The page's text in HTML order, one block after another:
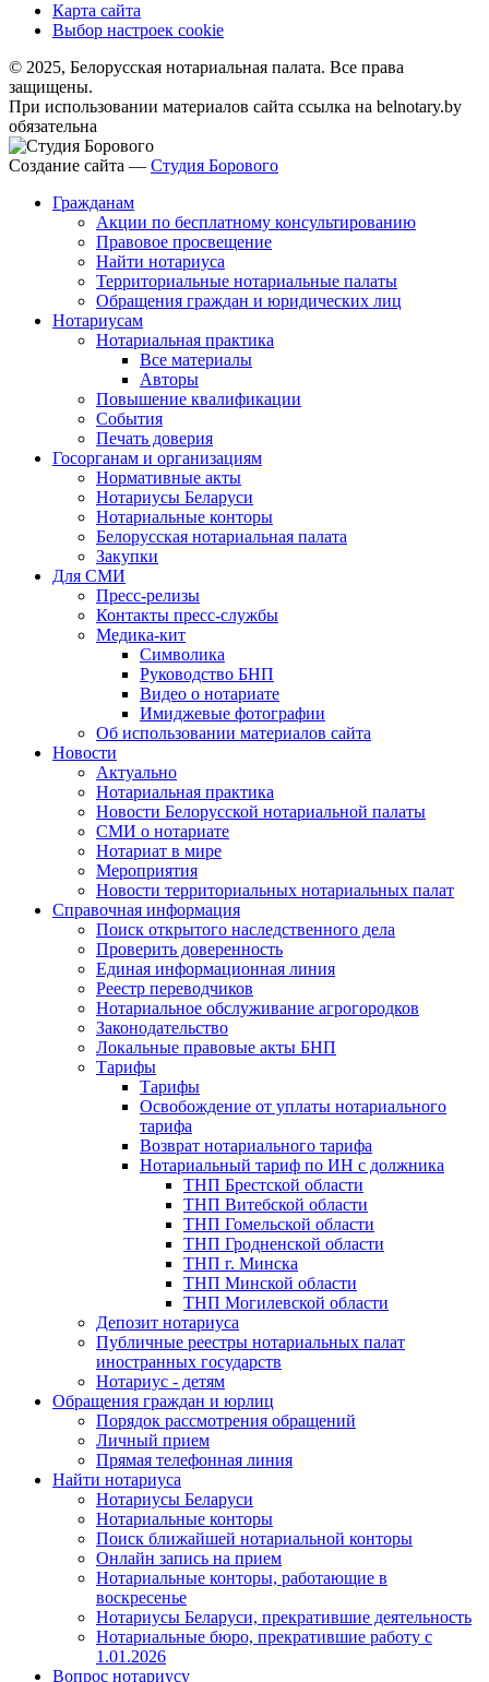
Карта сайта
Выбор настроек cookie
© 2025, Белорусская нотариальная палата. Все права
защищены.
При использовании материалов сайта ссылка на belnotary.by
обязательна
Создание сайта — Студия Борового
Гражданам
Акции по бесплатному консультированию
Правовое просвещение
Найти нотариуса
Территориальные нотариальные палаты
Обращения граждан и юридических лиц
Нотариусам
Нотариальная практика
Все материалы
Авторы
Повышение квалификации
События
Печать доверия
Госорганам и организациям
Нормативные акты
Нотариусы Беларуси
Нотариальные конторы
Белорусская нотариальная палата
Закупки
Для СМИ
Пресс-релизы
Контакты пресс-службы
Медика-кит
Символика
Руководство БНП
Видео о нотариате
Имиджевые фотографии
Об использовании материалов сайта
Новости
Актуально
Нотариальная практика
Новости Белорусской нотариальной палаты
СМИ о нотариате
Нотариат в мире
Мероприятия
Новости территориальных нотариальных палат
Справочная информация
Поиск открытого наследственного дела
Проверить доверенность
Единая информационная линия
Реестр переводчиков
Нотариальное обслуживание агрогородков
Законодательство
Локальные правовые акты БНП
Тарифы
Тарифы
Освобождение от уплаты нотариального
тарифа
Возврат нотариального тарифа
Нотариальный тариф по ИН с должника
ТНП Брестской области
ТНП Витебской области
ТНП Гомельской области
ТНП Гродненской области
ТНП г. Минска
ТНП Минской области
ТНП Могилевской области
Депозит нотариуса
Публичные реестры нотариальных палат
иностранных государств
Нотариус - детям
Обращения граждан и юрлиц
Порядок рассмотрения обращений
Личный прием
Прямая телефонная линия
Найти нотариуса
Нотариусы Беларуси
Нотариальные конторы
Поиск ближайшей нотариальной конторы
Онлайн запись на прием
Нотариальные конторы, работающие в
воскресенье
Нотариусы Беларуси, прекратившие деятельность
Нотариальные бюро, прекратившие работу с
1.01.2026
Вопрос нотариусу